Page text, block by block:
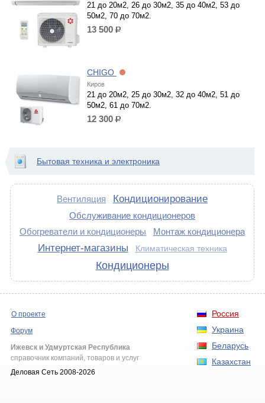
21 до 20м2, 26 до 30м2, 35 до 40м2, 53 до
50м2, 70 до 70м2.
13 500 р.
CHIGO
Киров
21 до 20м2, 25 до 30м2, 32 до 40м2, 51 до
50м2, 61 до 70м2.
12 300 р.
Бытовая техника и электроника
Вентиляция Кондиционирование
Обслуживание кондиционеров
Обогреватели и кондиционеры
Монтаж кондиционера
Интернет-магазины Климатическая техника
Кондиционеры
Россия
Украина
Беларусь
Казахстан
О проекте
Форум
Ижевск и Удмуртская Республика
справочник компаний, товаров и услуг
Деловая Сеть 2008-2026